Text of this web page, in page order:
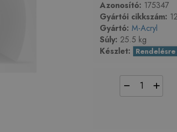
Azonosító: 175347
Gyártói cikkszám:
Gyártó: M-Acryl
Súly: 25.5 kg
Készlet: Rendelésre
− +